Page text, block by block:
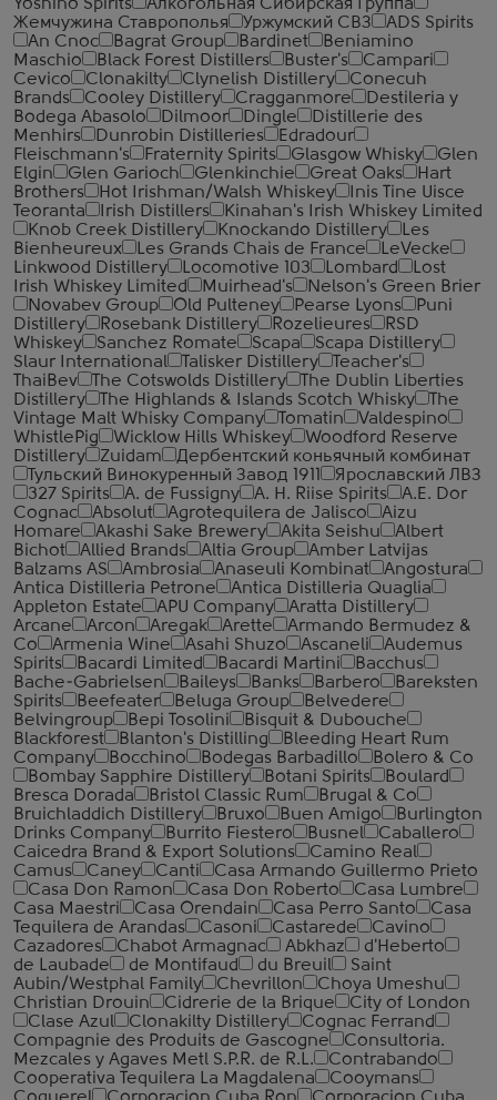
Yoshino Spirits
Алкогольная Сибирская Группа
Жемчужина Ставрополья
Уржумский СВЗ
ADS Spirits
An Cnoc
Bagrat Group Bardinet
Beniamino
Maschio
Black Forest Distillers Buster's
Campari
Cevico
Clonakilty Clynelish Distillery
Conecuh
Brands
Cooley Distillery Cragganmore
Destileria y
Bodega Abasolo
Dilmoor Dingle
Distillerie des
Menhirs
Dunrobin Distilleries
Edradour
Fleischmann's
Fraternity Spirits Glasgow Whisky
Glen
Elgin
Glen Garioch Glenkinchie Great Oaks
Hart
Brothers
Hot Irishman/Walsh Whiskey
Inis Tine Uisce
Teoranta
Irish Distillers
Kinahan's Irish Whiskey Limited
Knob Creek Distillery
Knockando Distillery
Les
Bienheureux
Les Grands Chais de France
LeVecke
Linkwood Distillery
Locomotive 103 Lombard
Lost
Irish Whiskey Limited
Muirhead's
Nelson's Green Brier
Novabev Group
Old Pulteney Pearse Lyons
Puni
Distillery
Rosebank Distillery Rozelieures
RSD
Whiskey
Sanchez Romate Scapa
Scapa Distillery
Slaur International
Talisker Distillery
Teacher's
ThaiBev
The Cotswolds Distillery
The Dublin Liberties
Distillery
The Highlands & Islands Scotch Whisky
The
Vintage Malt Whisky Company
Tomatin
Valdespino
WhistlePig
Wicklow Hills Whiskey
Woodford Reserve
Distillery
Zuidam
Дербентский коньячный комбинат
Тульский Винокуренный Завод 1911
Ярославский ЛВЗ
327 Spirits
A. de Fussigny A. H. Riise Spirits
A.E. Dor
Cognac
Absolut Agrotequilera de Jalisco
Aizu
Homare
Akashi Sake Brewery Akita Seishu
Albert
Bichot
Allied Brands Altia Group
Amber Latvijas
Balzams AS
Ambrosia Anaseuli Kombinat
Angostura
Antica Distilleria Petrone
Antica Distilleria Quaglia
Appleton Estate
APU Company
Aratta Distillery
Arcane
Arcon Aregak Arette
Armando Bermudez &
Co
Armenia Wine Asahi Shuzo Ascaneli
Audemus
Spirits
Bacardi Limited Bacardi Martini
Bacchus
Bache-Gabrielsen
Baileys Banks Barbero
Bareksten
Spirits
Beefeater Beluga Group
Belvedere
Belvingroup
Bepi Tosolini
Bisquit & Dubouche
Blackforest
Blanton's Distilling
Bleeding Heart Rum
Company
Bocchino Bodegas Barbadillo
Bolero & Co
Bombay Sapphire Distillery
Botani Spirits
Boulard
Bresca Dorada
Bristol Classic Rum
Brugal & Co
Bruichladdich Distillery
Bruxo Buen Amigo
Burlington
Drinks Company
Burrito Fiestero Busnel
Caballero
Caicedra Brand & Export Solutions
Camino Real
Camus
Caney Canti
Casa Armando Guillermo Prieto
Casa Don Ramon
Casa Don Roberto
Casa Lumbre
Casa Maestri
Casa Orendain Casa Perro Santo
Casa
Tequilera de Arandas
Casoni Castarede
Cavino
Cazadores
Chabot Armagnac Abkhaz
d'Heberto
de Laubade
de Montifaud du Breuil
Saint
Aubin/Westphal Family
Chevrillon
Choya Umeshu
Christian Drouin
Cidrerie de la Brique
City of London
Clase Azul
Clonakilty Distillery
Cognac Ferrand
Compagnie des Produits de Gascogne
Consultoria.
Mezcales y Agaves Metl S.P.R. de R.L.
Contrabando
Cooperativa Tequilera La Magdalena
Cooymans